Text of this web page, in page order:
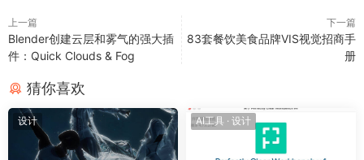
AI创意填充功能和Neural Filters插件，仍为创意工作者们带来了
前所未有的编辑体验与工作效率提升。我们鼓励广大设计师积极
尝试并享受这一创新成果。
今天就与你分享到这里吧！我是[慢淘时光]。感谢你的关注和阅
读。
上一篇
Blender创建云层和雾气的强大插
件：Quick Clouds & Fog
下一篇
83套餐饮美食品牌VIS视觉招商手
册
猜你喜欢
设计 AI工具 · 设计